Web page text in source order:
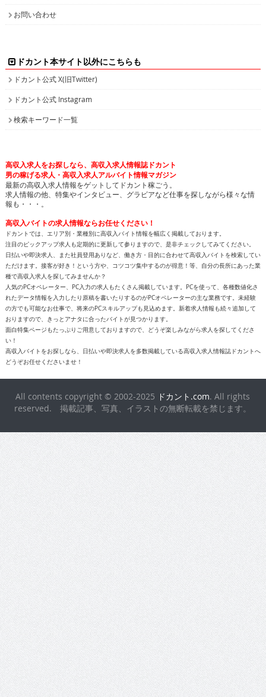
お問い合わせ
ドカント本サイト以外にこちらも
ドカント公式 X(旧Twitter)
ドカント公式 Instagram
検索キーワード一覧
高収入求人をお探しなら、高収入求人情報誌ドカント
男の稼げる求人・高収入求人アルバイト情報マガジン
最新の高収入求人情報をゲットしてドカント稼ごう。
求人情報の他、特集やインタビュー、グラビアなど仕事を探しながら様々な情
報も・・・。
高収入バイトの求人情報ならお任せください！
ドカントでは、エリア別・業種別に高収入バイト情報を幅広く掲載しております。
注目のピックアップ求人も定期的に更新して参りますので、是非チェックしてみてください。
日払いや即決求人、また社員登用ありなど、働き方・目的に合わせて高収入バイトを検索してい
ただけます。接客が好き！という方や、コツコツ集中するのが得意！等、自分の長所にあった業
種で高収入求人を探してみませんか？
人気のPCオペレーター、PC入力の求人もたくさん掲載しています。PCを使って、各種数値化さ
れたデータ情報を入力したり原稿を書いたりするのがPCオペレーターの主な業務です。未経験
の方でも可能なお仕事で、将来のPCスキルアップも見込めます。新着求人情報も続々追加して
おりますので、きっとアナタに合ったバイトが見つかります。
面白特集ページもたっぷりご用意しておりますので、どうぞ楽しみながら求人を探してくださ
い！
高収入バイトをお探しなら、日払いや即決求人を多数掲載している高収入求人情報誌ドカントへ
どうぞお任せくださいませ！
All contents copyright © 2002-2025 ドカント.com. All rights
reserved. 掲載記事、写真、イラストの無断転載を禁じます。